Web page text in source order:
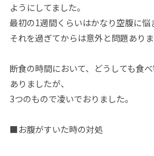
ようにしてました。
最初の1週間くらいはかなり空腹に悩
それを過ぎてからは意外と問題ありま
断食の時間において、どうしても食
ありましたが、
3つのもので凌いでおりました。
■お腹がすいた時の対処